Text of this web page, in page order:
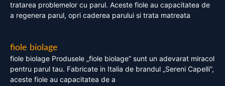
tratarea problemelor cu parul. Aceste fiole au capacitatea de
a regenera parul, opri caderea parului si trata matreata
fiole biolage
fiole biolage Produsele „fiole biolage” sunt un adevarat miracol
pentru parul tau. Fabricate in Italia de brandul „Sereni Capelli”,
aceste fiole au capacitatea de a